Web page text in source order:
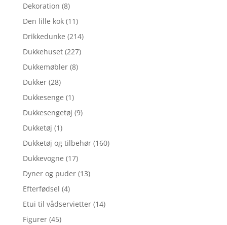
Dekoration (8)
Den lille kok (11)
Drikkedunke (214)
Dukkehuset (227)
Dukkemøbler (8)
Dukker (28)
Dukkesenge (1)
Dukkesengetøj (9)
Dukketøj (1)
Dukketøj og tilbehør (160)
Dukkevogne (17)
Dyner og puder (13)
Efterfødsel (4)
Etui til vådservietter (14)
Figurer (45)